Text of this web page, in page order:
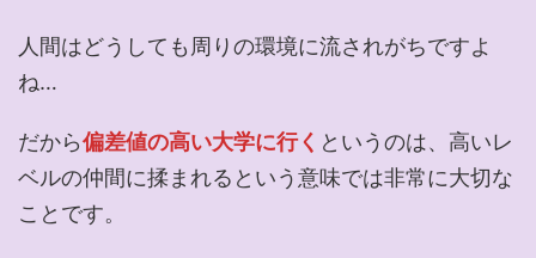
人間はどうしても周りの環境に流されがちですよ
ね…
だから偏差値の高い大学に行く というのは、高いレ
ベルの仲間に揉まれるという意味では非常に大切な
ことです。